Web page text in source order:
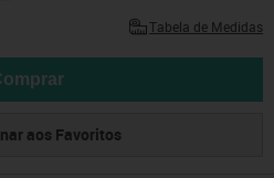
Tabela de Medidas
aos Favoritos